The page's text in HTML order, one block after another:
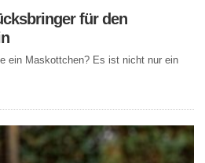
für den
ein Maskottchen? Es ist nicht nur ein